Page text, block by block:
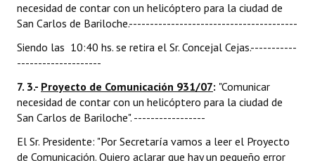
necesidad de contar con un helicóptero para la ciudad de
San Carlos de Bariloche.----------------------------------------
Siendo las 10:40 hs. se retira el Sr. Concejal Cejas.-----------
--------------------
7. 3.- Proyecto de Comunicación 931/07: "Comunicar
necesidad de contar con un helicóptero para la ciudad de
San Carlos de Bariloche". -----------------
El Sr. Presidente: "Por Secretaría vamos a leer el Proyecto
de Comunicación. Quiero aclarar que hay un pequeño error